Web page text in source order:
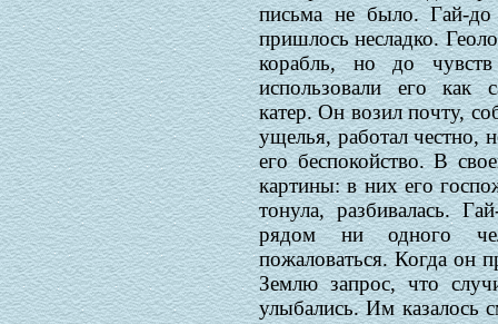
письма не было. Гай-
пришлось несладко.
корабль, но до
использовали его как
катер. Он возил почту,
ущелья, работал
его беспокойство. В
картины: в них его
тонула, разбивалась.
рядом ни одного
пожаловаться. Когда он
Землю запрос, что
улыбались. Им казалось